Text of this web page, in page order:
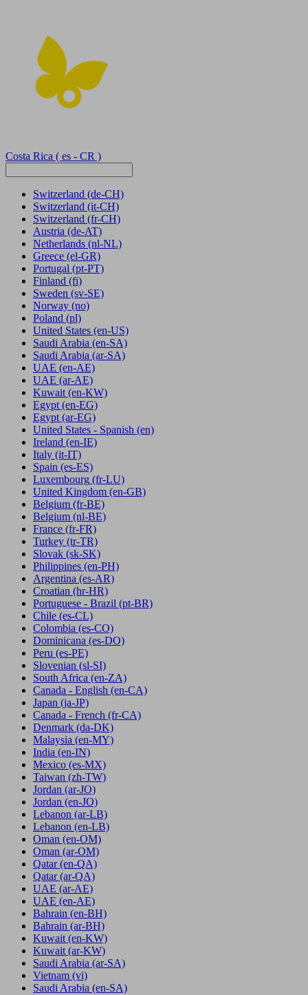
Costa Rica ( es - CR )
Switzerland (de-CH)
Switzerland (it-CH)
Switzerland (fr-CH)
Austria (de-AT)
Netherlands (nl-NL)
Greece (el-GR)
Portugal (pt-PT)
Finland (fi)
Sweden (sv-SE)
Norway (no)
Poland (pl)
United States (en-US)
Saudi Arabia (en-SA)
Saudi Arabia (ar-SA)
UAE (en-AE)
UAE (ar-AE)
Kuwait (en-KW)
Egypt (en-EG)
Egypt (ar-EG)
United States - Spanish (en)
Ireland (en-IE)
Italy (it-IT)
Spain (es-ES)
Luxembourg (fr-LU)
United Kingdom (en-GB)
Belgium (fr-BE)
Belgium (nl-BE)
France (fr-FR)
Turkey (tr-TR)
Slovak (sk-SK)
Philippines (en-PH)
Argentina (es-AR)
Croatian (hr-HR)
Portuguese - Brazil (pt-BR)
Chile (es-CL)
Colombia (es-CO)
Dominicana (es-DO)
Peru (es-PE)
Slovenian (sl-SI)
South Africa (en-ZA)
Canada - English (en-CA)
Japan (ja-JP)
Canada - French (fr-CA)
Denmark (da-DK)
Malaysia (en-MY)
India (en-IN)
Mexico (es-MX)
Taiwan (zh-TW)
Jordan (ar-JO)
Jordan (en-JO)
Lebanon (ar-LB)
Lebanon (en-LB)
Oman (en-OM)
Oman (ar-OM)
Qatar (en-QA)
Qatar (ar-QA)
UAE (ar-AE)
UAE (en-AE)
Bahrain (en-BH)
Bahrain (ar-BH)
Kuwait (en-KW)
Kuwait (ar-KW)
Saudi Arabia (ar-SA)
Vietnam (vi)
Saudi Arabia (en-SA)